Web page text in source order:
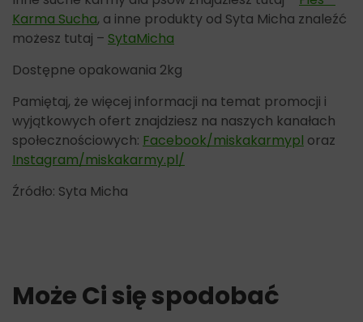
Karma Sucha, a inne produkty od Syta Micha znaleźć
możesz tutaj – SytaMicha
Dostępne opakowania 2kg
Pamiętaj, że więcej informacji na temat promocji i
wyjątkowych ofert znajdziesz na naszych kanałach
społecznościowych: Facebook/miskakarmypl oraz
Instagram/miskakarmy.pl/
Źródło: Syta Micha
Może Ci się spodobać